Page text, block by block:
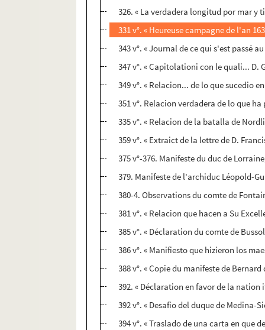
326. « La verdadera longitud por mar y
331 v°. « Heureuse campagne de l'an
343 v°. « Journal de ce qui s'est passé
347 v°. « Capitolationi con le quali...
349 v°. « Relacion... de lo que sucedio
351 v°. Relacion verdadera de lo que
335 v°. « Relacion de la batalla de
359 v°. « Extraict de la lettre de D.
375 v°-376. Manifeste du duc de
379. Manifeste de l'archiduc Léopold-
380-4. Observations du comte de
381 v°. « Relacion que hacen a Su
385 v°. « Déclaration du comte de
386 v°. « Manifiesto que hizieron los
388 v°. « Copie du manifeste de
392. « Déclaration en favor de la nation
392 v°. « Desafio del duque de Medina-
394 v°. « Traslado de una carta en que